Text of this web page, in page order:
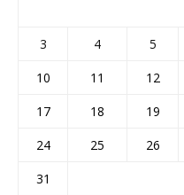
3
4 5
10
11 12
17
18 19
24
25 26
31